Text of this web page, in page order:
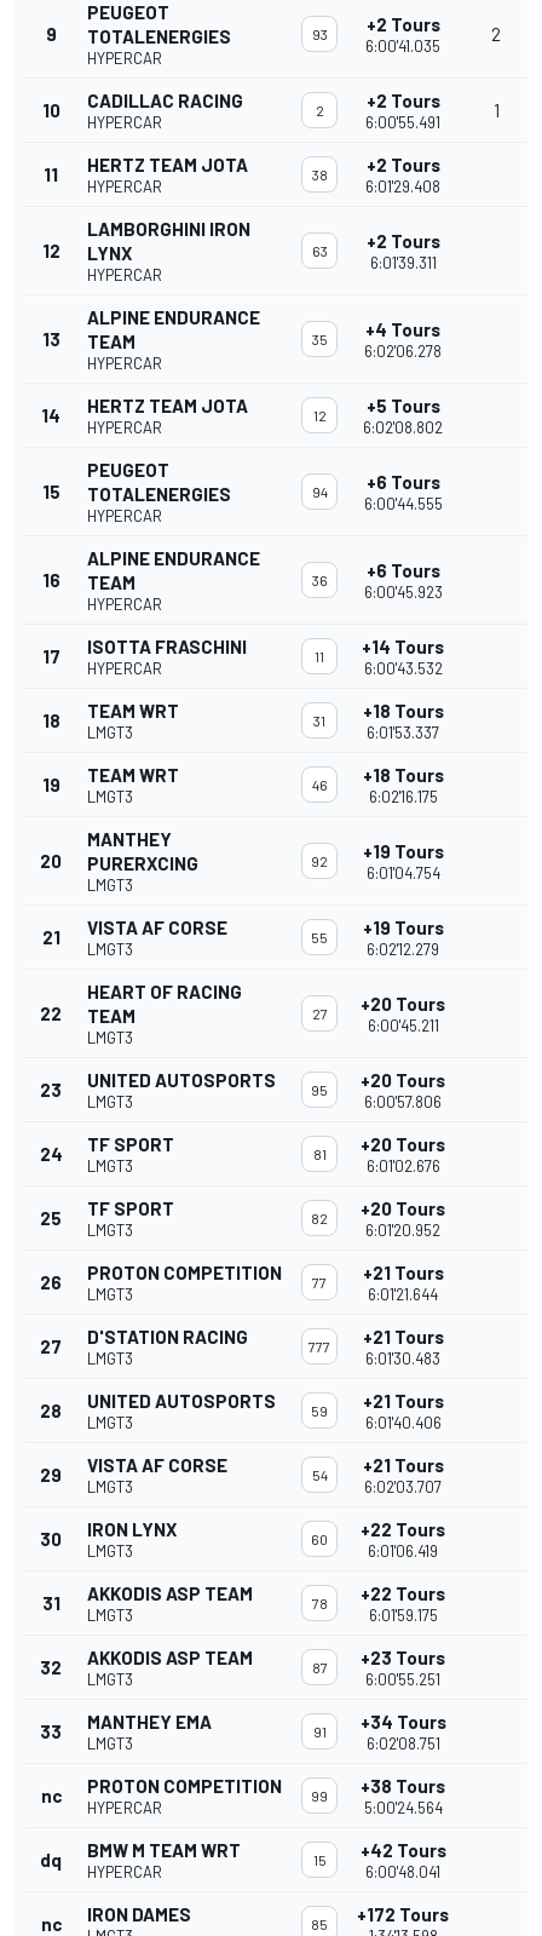
9
PEUGEOT
TOTALENERGIES
HYPERCAR
93 +2 Tours
6:00'41.035
2
10 CADILLAC RACING
HYPERCAR
2 +2 Tours
6:00'55.491
1
11 HERTZ TEAM JOTA
HYPERCAR
38 +2 Tours
6:01'29.408
12
LAMBORGHINI IRON
LYNX
HYPERCAR
63 +2 Tours
6:01'39.311
13
ALPINE ENDURANCE
TEAM
HYPERCAR
35 +4 Tours
6:02'06.278
14 HERTZ TEAM JOTA
HYPERCAR
12 +5 Tours
6:02'08.802
15
PEUGEOT
TOTALENERGIES
HYPERCAR
94 +6 Tours
6:00'44.555
16
ALPINE ENDURANCE
TEAM
HYPERCAR
36 +6 Tours
6:00'45.923
17 ISOTTA FRASCHINI
HYPERCAR
11 +14 Tours
6:00'43.532
18 TEAM WRT
LMGT3
31 +18 Tours
6:01'53.337
19 TEAM WRT
LMGT3
46 +18 Tours
6:02'16.175
20
MANTHEY
PURERXCING
LMGT3
92 +19 Tours
6:01'04.754
21 VISTA AF CORSE
LMGT3
55 +19 Tours
6:02'12.279
22
HEART OF RACING
TEAM
LMGT3
27 +20 Tours
6:00'45.211
23 UNITED AUTOSPORTS
LMGT3
95 +20 Tours
6:00'57.806
24 TF SPORT
LMGT3
81 +20 Tours
6:01'02.676
25 TF SPORT
LMGT3
82 +20 Tours
6:01'20.952
26 PROTON COMPETITION
LMGT3
77 +21 Tours
6:01'21.644
27 D'STATION RACING
LMGT3
777 +21 Tours
6:01'30.483
28 UNITED AUTOSPORTS
LMGT3
59 +21 Tours
6:01'40.406
29 VISTA AF CORSE
LMGT3
54 +21 Tours
6:02'03.707
30 IRON LYNX
LMGT3
60 +22 Tours
6:01'06.419
31 AKKODIS ASP TEAM
LMGT3
78 +22 Tours
6:01'59.175
32 AKKODIS ASP TEAM
LMGT3
87 +23 Tours
6:00'55.251
33 MANTHEY EMA
LMGT3
91 +34 Tours
6:02'08.751
nc PROTON COMPETITION
HYPERCAR
99 +38 Tours
5:00'24.564
dq BMW M TEAM WRT
HYPERCAR
15 +42 Tours
6:00'48.041
nc IRON DAMES 85 +172 Tours